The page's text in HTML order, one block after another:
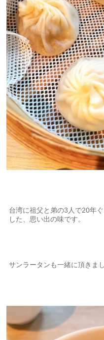
台湾に祖父と弟の3人で20年
した、思い出の味です。
サンラータンも一緒に頂きまし